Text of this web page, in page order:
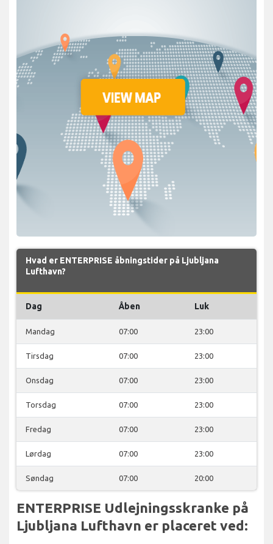
Hvad er ENTERPRISE åbningstider på Ljubljana
Lufthavn?
Dag Åben Luk
Mandag 07:00 23:00
Tirsdag 07:00 23:00
Onsdag 07:00 23:00
Torsdag 07:00 23:00
Fredag 07:00 23:00
Lørdag 07:00 23:00
Søndag 07:00 20:00
ENTERPRISE Udlejningsskranke på
Ljubljana Lufthavn er placeret ved: